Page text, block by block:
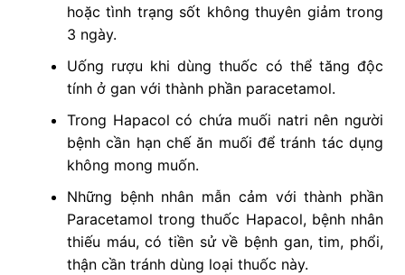
hoặc tình trạng sốt không thuyên giảm trong
3 ngày.
Uống rượu khi dùng thuốc có thể tăng độc
tính ở gan với thành phần paracetamol.
Trong Hapacol có chứa muối natri nên người
bệnh cần hạn chế ăn muối để tránh tác dụng
không mong muốn.
Những bệnh nhân mẫn cảm với thành phần
Paracetamol trong thuốc Hapacol, bệnh nhân
thiếu máu, có tiền sử về bệnh gan, tim, phổi,
thận cần tránh dùng loại thuốc này.